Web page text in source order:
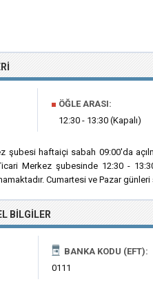
■ ÖĞLE ARASI:
12:30 - 13:30 (Kapalı)
şubesi haftaiçi sabah 09:00'da
Merkez şubesinde 12:30 -
Cumartesi ve Pazar günleri
BILGILER
BANKA KODU (EFT):
0111